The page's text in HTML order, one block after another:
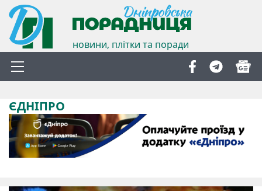
новини, плітки та поради
ЄДНІПРО